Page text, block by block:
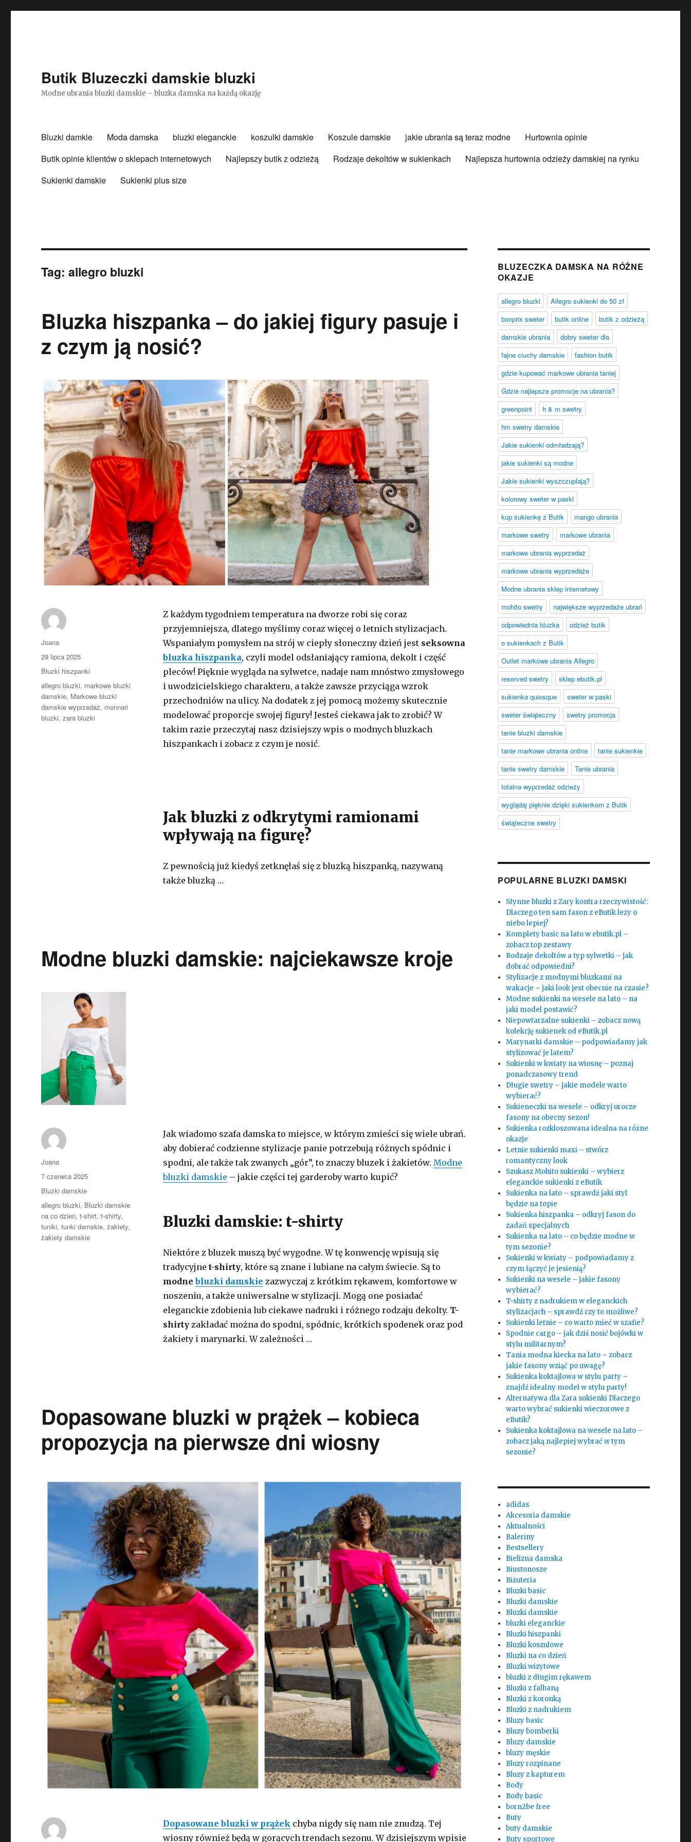
Butik Bluzeczki damskie bluzki
Modne ubrania bluzki damskie – bluzka damska na każdą okazję
Bluzki damkie Moda damska bluzki eleganckie koszulki damskie Koszule damskie jakie ubrania są teraz modne
Hurtownia opinie
Butik opinie klientów o sklepach internetowych
Najlepszy butik z odzieżą Rodzaje dekoltów w sukienkach
Najlepsza hurtownia odzieży damskiej na rynku
Sukienki damskie
Sukienki plus size
Tag:allegro bluzki
Bluzka hiszpanka – do jakiej figury pasuje i
z czym ją nosić?
Z każdym tygodniem temperatura na dworze robi się coraz
przyjemniejsza, dlatego myślimy coraz więcej o letnich stylizacjach.
Wspaniałym pomysłem na strój w ciepły słoneczny dzień jest seksowna
bluzka hiszpanka, czyli model odsłaniający ramiona, dekolt i część
pleców! Pięknie wygląda na sylwetce, nadaje nam mnóstwo zmysłowego
i uwodzicielskiego charakteru, a także zawsze przyciąga wzrok
przechodniów na ulicy. Na dodatek z jej pomocą możemy skutecznie
modelować proporcje swojej figury! Jesteś ciekawa jak to zrobić? W
takim razie przeczytaj nasz dzisiejszy wpis o modnych bluzkach
hiszpankach i zobacz z czym je nosić.
Jak bluzki z odkrytymi ramionami
wpływają na figurę?
Z pewnością już kiedyś zetknęłaś się z bluzką hiszpanką, nazywaną
także bluzką …
Autor
Joana
Opublikowano
29 lipca 2025
Kategorie
Bluzki hiszpanki
Tagi
allegro bluzki, markowe bluzki
damskie, Markowe bluzki
damskie wyprzedaż, monnari
bluzki,zara bluzki
Modne bluzki damskie: najciekawsze kroje
Jak wiadomo szafa damska to miejsce, w którym zmieści się wiele ubrań.
aby dobierać codzienne stylizacje panie potrzebują różnych spódnic i
spodni, ale także tak zwanych „gór”, to znaczy bluzek i żakietów. Modne
bluzki damskie – jakie części tej garderoby warto kupić?
Bluzki damskie: t-shirty
Niektóre z bluzek muszą być wygodne. W tę konwencję wpisują się
tradycyjne t-shirty, które są znane i lubiane na całym świecie. Są to
modnebluzki damskie zazwyczaj z krótkim rękawem, komfortowe w
noszeniu, a także uniwersalne w stylizacji. Mogą one posiadać
eleganckie zdobienia lub ciekawe nadruki i różnego rodzaju dekolty. T-
shirtyzakładać można do spodni, spódnic, krótkich spodenek oraz pod
żakiety i marynarki. W zależności …
Autor
Joana
Opublikowano
7 czerwca 2025
Kategorie
Bluzki damskie
Tagi
allegro bluzki, Bluzki damskie
na co dzień,t-shirt,t-shirty,
tuniki,tunki damskie,żakiety,
żakiety damskie
Dopasowane bluzki w prążek – kobieca
propozycja na pierwsze dni wiosny
Dopasowane bluzki w prążek chyba nigdy się nam nie znudzą. Tej
wiosny również będą w gorących trendach sezonu. W dzisiejszym wpisie
BLUZECZKA DAMSKA NA RÓŻNE
OKAZJE
allegro bluzki
Allegro sukienki do 50 zł
bonprix sweter
butik online
butik z odzieżą
damskie ubrania
dobry sweter dla
fajne ciuchy damskie
fashion butik
gdzie kupować markowe ubrania taniej
Gdzie najlepsze promocje na ubrania?
greenpoint
h & m swetry
hm swetry damskie
Jakie sukienki odmładzają?
jakie sukienki są modne
Jakie sukienki wyszczuplają?
kolorowy sweter w paski
kup sukienkę z Butik
mango ubrania
markowe swetry
markowe ubrania
markowe ubrania wyprzedaż
markowe ubrania wyprzedaże
Modne ubrania sklep internetowy
mohito swetry
największe wyprzedaże ubrań
odpowiednia bluzka
odzież butik
o sukienkach z Butik
Outlet markowe ubrania Allegro
reserved swetry
sklep ebutik.pl
sukienka quiosque
sweter w paski
sweter świąteczny
swetry promocja
tanie bluzki damskie
tanie markowe ubrania online
tanie sukienkie
tanie swetry damskie
Tanie ubrania
totalna wyprzedaż odzieży
wyglądaj pięknie dzięki sukienkom z Butik
świąteczne swetry
POPULARNE BLUZKI DAMSKI
Słynne bluzki z Zary kontra rzeczywistość:
Dlaczego ten sam fason z eButik leży o
niebo lepiej?
Komplety basic na lato w ebutik.pl –
zobacz top zestawy
Rodzaje dekoltów a typ sylwetki – jak
dobrać odpowiedni?
Stylizacje z modnymi bluzkami na
wakacje – jaki look jest obecnie na czasie?
Modne sukienki na wesele na lato – na
jaki model postawić?
Niepowtarzalne sukienki – zobacz nową
kolekcję sukienek od eButik.pl
Marynarki damskie – podpowiadamy jak
stylizować je latem?
Sukienki w kwiaty na wiosnę – poznaj
ponadczasowy trend
Długie swetry – jakie modele warto
wybierać?
Sukieneczki na wesele – odkryj urocze
fasony na obecny sezon!
Sukienka rozkloszowana idealna na różne
okazje
Letnie sukienki maxi – stwórz
romantyczny look
Szukasz Mohito sukienki – wybierz
eleganckie sukienki z eButik
Sukienka na lato – sprawdź jaki styl
będzie na topie
Sukienka hiszpanka – odkryj fason do
zadań specjalnych
Sukienka na lato – co będzie modne w
tym sezonie?
Sukienki w kwiaty – podpowiadamy z
czym łączyć je jesienią?
Sukienki na wesele – jakie fasony
wybierać?
T-shirty z nadrukiem w eleganckich
stylizacjach – sprawdź czy to możliwe?
Sukienki letnie – co warto mieć w szafie?
Spodnie cargo – jak dziś nosić bojówki w
stylu militarnym?
Tania modna kiecka na lato – zobacz
jakie fasony wziąć po uwagę?
Sukienka koktajlowa w stylu party –
znajdź idealny model w stylu party!
Alternatywa dla Zara sukienki Dlaczego
warto wybrać sukienki wieczorowe z
eButik?
Sukienka koktajlowa na wesele na lato –
zobacz jaką najlepiej wybrać w tym
sezonie?
adidas
Akcesoria damskie
Aktualności
Baleriny
Bestsellery
Bielizna damska
Biustonosze
Biżuteria
Bluzki basic
Bluzki damskie
Bluzki damskie
bluzki eleganckie
Bluzki hiszpanki
Bluzki koszulowe
Bluzki na co dzień
Bluzki wizytowe
bluzki z długim rękawem
Bluzki z falbaną
Bluzki z koronką
Bluzki z nadrukiem
Bluzy basic
Bluzy bomberki
Bluzy damskie
bluzy męskie
Bluzy rozpinane
Bluzy z kapturem
Body
Body basic
born2be free
Buty
buty damskie
Buty sportowe